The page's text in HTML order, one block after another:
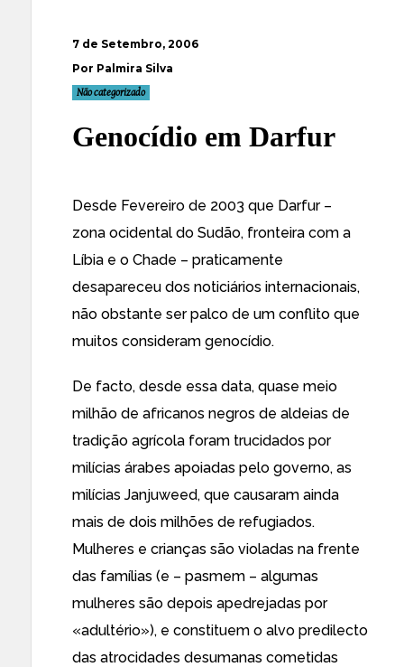
7 de Setembro, 2006
Por Palmira Silva
Não categorizado
Genocídio em Darfur
Desde Fevereiro de 2003 que Darfur –
zona ocidental do Sudão, fronteira com a
Líbia e o Chade – praticamente
desapareceu dos noticiários internacionais,
não obstante ser palco de um conflito que
muitos consideram genocídio.
De facto, desde essa data, quase meio
milhão de africanos negros de aldeias de
tradição agrícola foram trucidados por
milícias árabes apoiadas pelo governo, as
milícias Janjuweed, que causaram ainda
mais de dois milhões de refugiados.
Mulheres e crianças são violadas na frente
das famílias (e – pasmem – algumas
mulheres são depois apedrejadas por
«adultério»), e constituem o alvo predilecto
das atrocidades desumanas cometidas